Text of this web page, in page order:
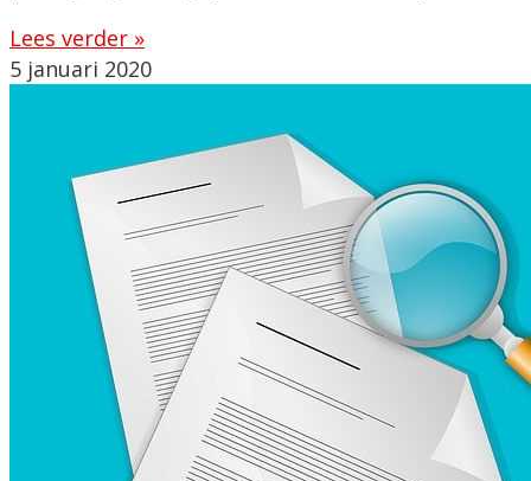
Lees verder »
5 januari 2020